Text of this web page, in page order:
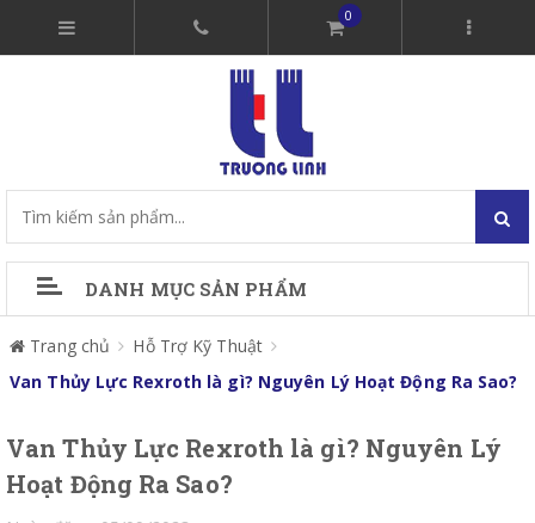
0
DANH MỤC SẢN PHẨM
Trang chủ
Hỗ Trợ Kỹ Thuật
Van Thủy Lực Rexroth là gì? Nguyên Lý Hoạt Động Ra Sao?
Van Thủy Lực Rexroth là gì? Nguyên Lý
Hoạt Động Ra Sao?